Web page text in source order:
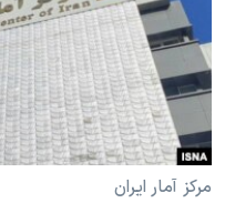
فرهنگ و زندگی
حقوق شهروندی
اقتصادی
علم و فناوری
اسرائیل در جنگ
مستندها
انتخابات ریاست جمهوری آمریکا
حمله جمهوری اسلامی به
رمز مهسا
ورزش زنان در ایران
دنبال کنید
زبانهای مختلف
مرکز آمار ایران